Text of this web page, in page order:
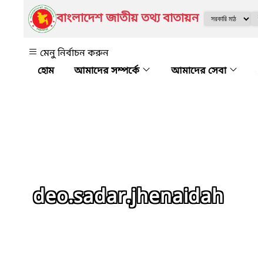
বাংলাদেশ জাতীয় তথ্য বাতায়ন
মেনু নির্বাচন করুন
আমাদের সম্পর্কে
আমাদের সেবা
deo.sadar.jhenaidah